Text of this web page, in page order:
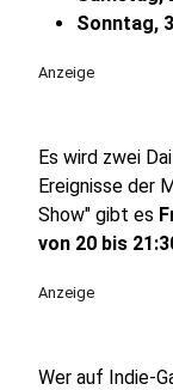
Sonntag,
Anzeige
Es wird zwei
Ereignisse der
Show" gibt es
von 20 bis
Anzeige
Wer auf Indie-